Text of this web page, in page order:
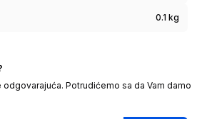
0.1 kg
odgovarajuća. Potrudićemo sa da Vam damo